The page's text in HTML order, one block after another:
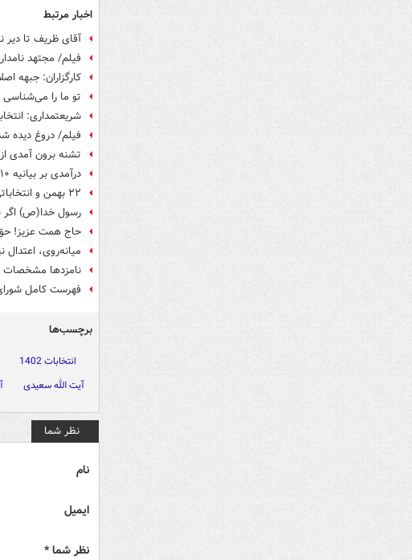
اخبار مرتبط
آقای ظریف تا دیر
فیلم/ مجتهد
کارگزاران: جبهه
تو ما را می‌شناسی
شریعتمداری:
فیلم/ دروغ دیده
تشنه برون آمدی
درآمدی بر بیانیه ۱۱۰ نفر
۲۲ بهمن و انتخاباتی فراتر از پیش‌بینی‌ها
رسول خدا(ص) اگر
حاج همت عزیز! حق
میانه‌روی،
نامزدها مشخصات
فهرست کامل
برچسب‌ها
انتخابات 1402
آیت الله سعیدی
نظر شما
نام
ایمیل
نظر شما *